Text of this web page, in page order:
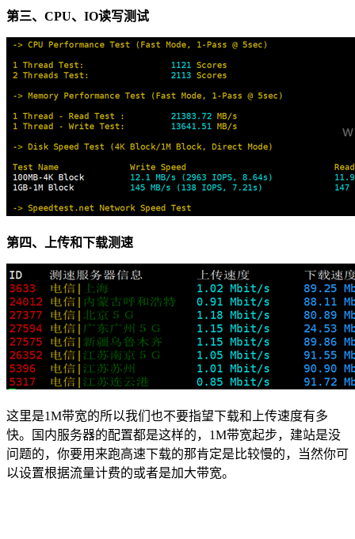
第三、CPU、IO读写测试
第四、上传和下载测速
这里是1M带宽的所以我们也不要指望下载和上传速度有多
快。国内服务器的配置都是这样的，1M带宽起步，建站是没
问题的，你要用来跑高速下载的那肯定是比较慢的，当然你可
以设置根据流量计费的或者是加大带宽。